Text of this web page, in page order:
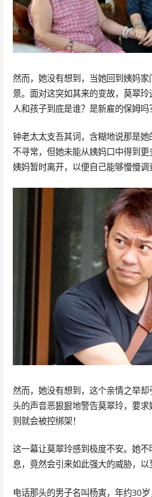
然而，她没有想到，当她回到姨妈
景。面对这突如其来的变故，莫翠
人和孩子到底是谁？是新雇的保姆吗
钟老太太支吾其词，含糊地说那是
不寻常，但她未能从姨妈口中得到
姨妈暂时离开，以便自己能够慢慢调
然而，她没有想到，这个亲情之举
头的声音恶狠狠地警告莫翠玲，要
则就会被控绑架！
这一幕让莫翠玲感到极度不安。她
息，竟然会引来如此强大的威胁，以
电话那头的男子名叫杨寅，年约30